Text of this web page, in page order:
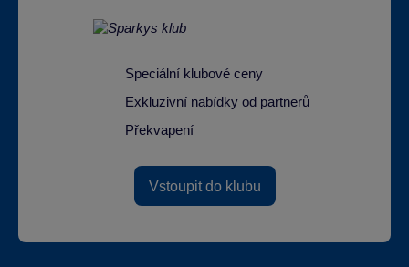
Speciální klubové ceny
Exkluzivní nabídky od partnerů
Překvapení
Vstoupit do klubu